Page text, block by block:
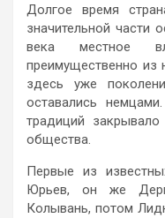
Долгое время
значительной части
века местное
преимущественно из
здесь уже
оставались
традиций
общества.
Первые из
Юрьев, он же
Колывань, потом